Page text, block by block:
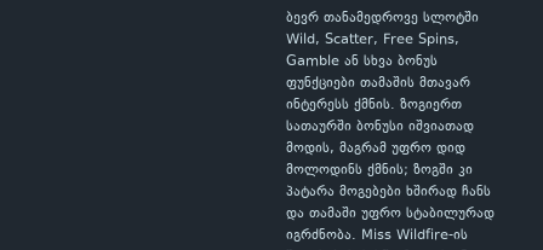
ბევრ თანამედროვე სლოტში
Wild, Scatter, Free Spins,
Gamble ან სხვა ბონუს
ფუნქციები თამაშის მთავარ
ინტერესს ქმნის. ზოგიერთ
სათაურში ბონუსი იშვიათად
მოდის, მაგრამ უფრო დიდ
მოლოდინს ქმნის; ზოგში კი
პატარა მოგებები ხშირად ჩანს
და თამაში უფრო სტაბილურად
იგრძნობა. Miss Wildfire-ის